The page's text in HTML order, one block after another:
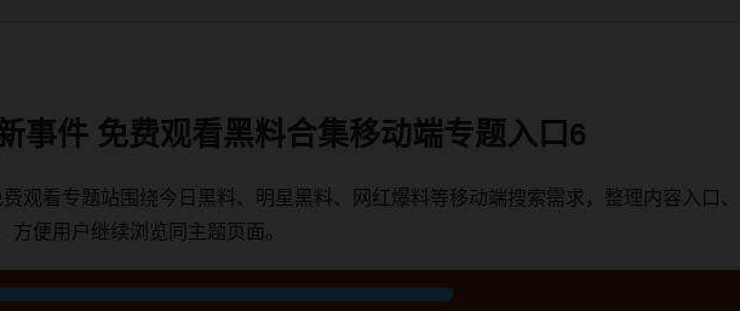
事件 免费观看黑料合集移动端专题入口6
观看专题站围绕今日黑料、明星黑料、网红爆料等移动端搜索需求，整理内容入口
方便用户继续浏览同主题页面。